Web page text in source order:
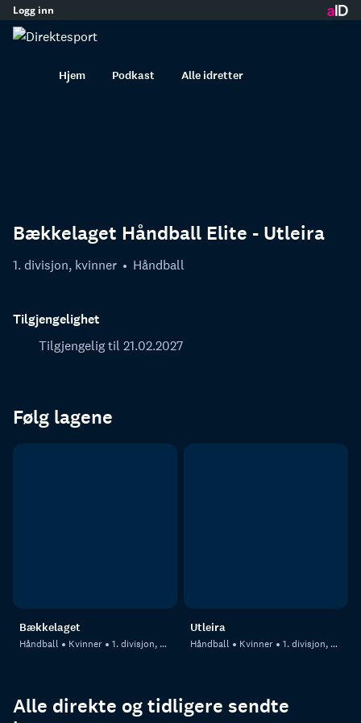
innhold
Logg inn
Hjem Podkast Alle idretter
Bækkelaget Håndball Elite - Utleira
1. divisjon, kvinner Håndball
Tilgjengelighet
Tilgjengelig til 21.02.2027
Følg lagene
Bækkelaget
Håndball Kvinner 1. divisjon, kvinner
Utleira
Håndball Kvinner 1. divisjon, kvinner
Alle direkte og tidligere sendte